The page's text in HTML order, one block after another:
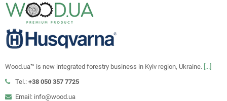
Wood.ua™ is new integrated forestry business in Kyiv region, Ukraine. [...]
Tel.: +38 050 357 7725
Email: info@wood.ua